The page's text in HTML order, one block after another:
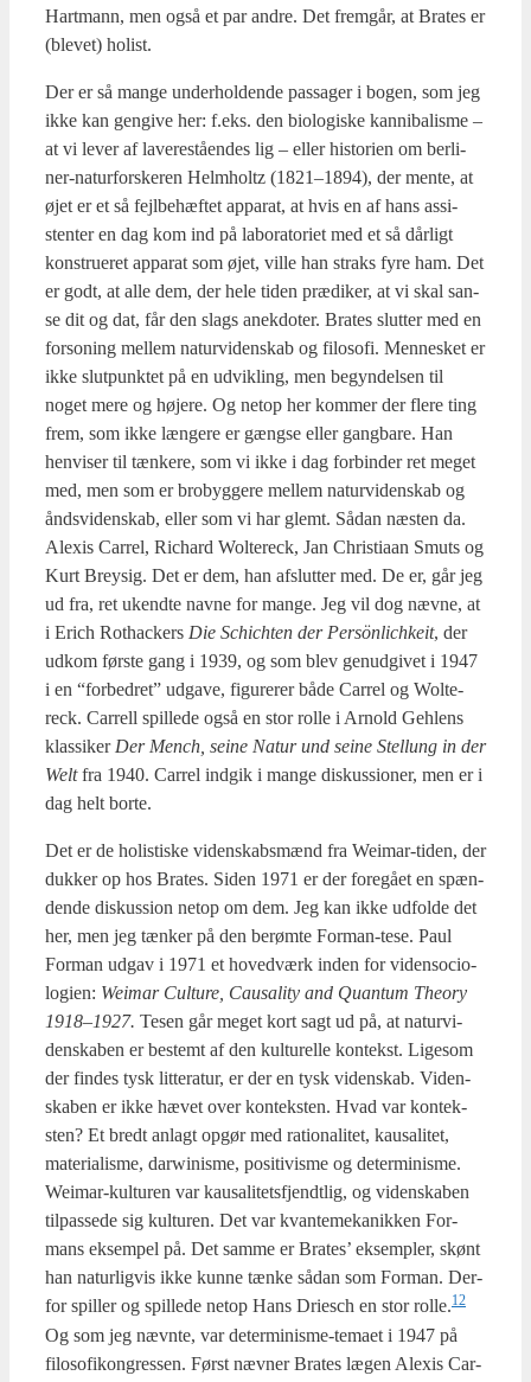
Hart­mann, men også et par andre. Det frem­går, at Bra­tes er
(ble­vet) holist.
Der er så man­ge under­hol­den­de pas­sa­ger i bogen, som jeg
ikke kan gen­gi­ve her: f.eks. den bio­lo­gi­ske kan­ni­ba­lis­me –
at vi lever af lave­re­stå­en­des lig – eller histo­ri­en om ber­li­
ner-natur­for­ske­ren Helm­holtz (1821–1894), der men­te, at
øjet er et så fejl­be­hæf­tet appa­rat, at hvis en af hans assi­
sten­ter en dag kom ind på labo­ra­to­ri­et med et så dår­ligt
kon­stru­e­ret appa­rat som øjet, vil­le han straks fyre ham. Det
er godt, at alle dem, der hele tiden præ­di­ker, at vi skal san­
se dit og dat, får den slags anek­do­ter. Bra­tes slut­ter med en
for­so­ning mel­lem natur­vi­den­skab og filo­so­fi. Men­ne­sket er
ikke slut­punk­tet på en udvik­ling, men begyn­del­sen til
noget mere og høje­re. Og net­op her kom­mer der fle­re ting
frem, som ikke læn­ge­re er gængse eller gang­ba­re. Han
hen­vi­ser til tæn­ke­re, som vi ikke i dag for­bin­der ret meget
med, men som er bro­byg­ge­re mel­lem natur­vi­den­skab og
ånds­vi­den­skab, eller som vi har glemt. Sådan næsten da.
Ale­xis Car­rel, Richard Wol­te­reck, Jan Chri­sti­aan Smuts og
Kurt Brey­sig. Det er dem, han afslut­ter med. De er, går jeg
ud fra, ret ukend­te nav­ne for man­ge. Jeg vil dog næv­ne, at
i Erich Rot­ha­ck­ers Die Schi­ch­ten der Per­sön­li­chkeit, der
udkom før­ste gang i 1939, og som blev genud­gi­vet i 1947
i en “for­bed­ret” udga­ve, figu­re­rer både Car­rel og Wol­te­
reck. Car­rell spil­le­de også en stor rol­le i Arnold Geh­lens
klas­si­kerDer Mench, sei­ne Natur und sei­ne Stel­lung in der
Weltfra 1940. Car­rel ind­gik i man­ge dis­kus­sio­ner, men er i
dag helt bor­te.
Det er de holi­sti­ske viden­skabs­mænd fra Wei­mar-tiden, der
duk­ker op hos Bra­tes. Siden 1971 er der fore­gå­et en spæn­
den­de dis­kus­sion net­op om dem. Jeg kan ikke udfol­de det
her, men jeg tæn­ker på den berøm­te For­man-tese. Paul
For­man udgav i 1971 et hoved­værk inden for viden­so­cio­
lo­gi­en: Wei­mar Cul­tu­re, Caus­a­li­ty and Quan­tum The­ory
1918–1927. Tesen går meget kort sagt ud på, at natur­vi­
den­ska­ben er bestemt af den kul­tu­rel­le kon­tekst. Lige­som
der fin­des tysk lit­te­ra­tur, er der en tysk viden­skab. Viden­
ska­ben er ikke hævet over kon­tek­sten. Hvad var kon­tek­
sten? Et bredt anlagt opgør med ratio­na­li­tet, kaus­a­li­tet,
mate­ri­a­lis­me, darwi­nis­me, posi­ti­vis­me og deter­mi­nis­me.
Wei­mar-kul­tu­ren var kaus­a­li­tets­fjendt­lig, og viden­ska­ben
til­pas­se­de sig kul­tu­ren. Det var kvan­te­me­ka­nik­ken For­
mans eksem­pel på. Det sam­me er Bra­tes’ eksemp­ler, skønt
han natur­lig­vis ikke kun­ne tæn­ke sådan som For­man. Der­
for spil­ler og spil­le­de net­op Hans Dri­esch en stor rolle.12
Og som jeg nævn­te, var deter­mi­nis­me-tema­et i 1947 på
filo­so­fi­kon­gres­sen. Først næv­ner Bra­tes lægen Ale­xis Car­